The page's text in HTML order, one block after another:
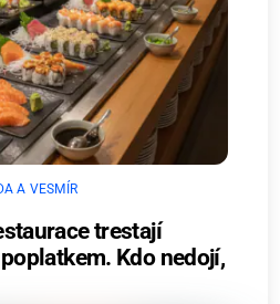
A VESMÍR
trestají
Kdo nedojí,